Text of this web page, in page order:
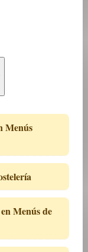
Menús
Menús de